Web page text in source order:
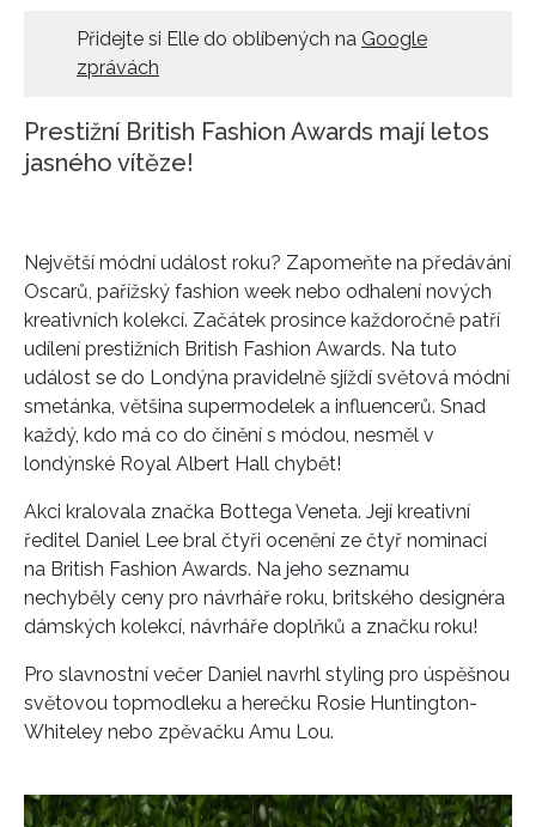
Přidejte si Elle do oblíbených na Google
zprávách
Prestižní British Fashion Awards mají letos
jasného vítěze!
Největší módní událost roku? Zapomeňte na předávání
Oscarů, pařížský fashion week nebo odhalení nových
kreativních kolekcí. Začátek prosince každoročně patří
udílení prestižních British Fashion Awards. Na tuto
událost se do Londýna pravidelně sjíždí světová módní
smetánka, většina supermodelek a influencerů. Snad
každý, kdo má co do činění s módou, nesměl v
londýnské Royal Albert Hall chybět!
Akci kralovala značka Bottega Veneta. Její kreativní
ředitel Daniel Lee bral čtyři ocenění ze čtyř nominací
na British Fashion Awards. Na jeho seznamu
nechyběly ceny pro návrháře roku, britského designéra
dámských kolekcí, návrháře doplňků a značku roku!
Pro slavnostní večer Daniel navrhl styling pro úspěšnou
světovou topmodleku a herečku Rosie Huntington-
Whiteley nebo zpěvačku Amu Lou.